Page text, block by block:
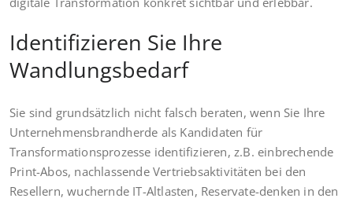
Identifizieren Sie Ihre
Wandlungsbedarf
Sie sind grundsätzlich nicht falsch beraten, wenn Sie Ihre
Unternehmensbrandherde als Kandidaten für
Transformationsprozesse identifizieren, z.B. einbrechende
Print-Abos, nachlassende Vertriebsaktivitäten bei den
Resellern, wuchernde IT-Altlasten, Reservate-denken in den